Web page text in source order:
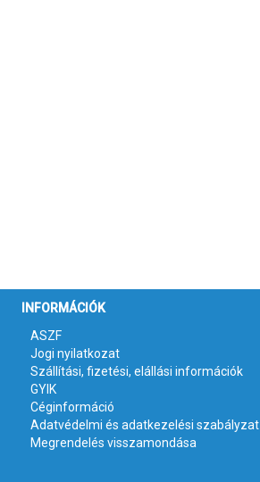
INFORMÁCIÓK
ASZF
Jogi nyilatkozat
Szállítási, fizetési, elállási információk
GYIK
Céginformáció
Adatvédelmi és adatkezelési szabályzat
Megrendelés visszamondása